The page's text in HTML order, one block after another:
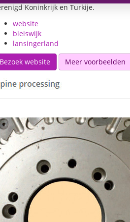
Koninkrijk en Turkije.
website
bleiswijk
lansingerland
Bezoek website
Meer voorbeelden